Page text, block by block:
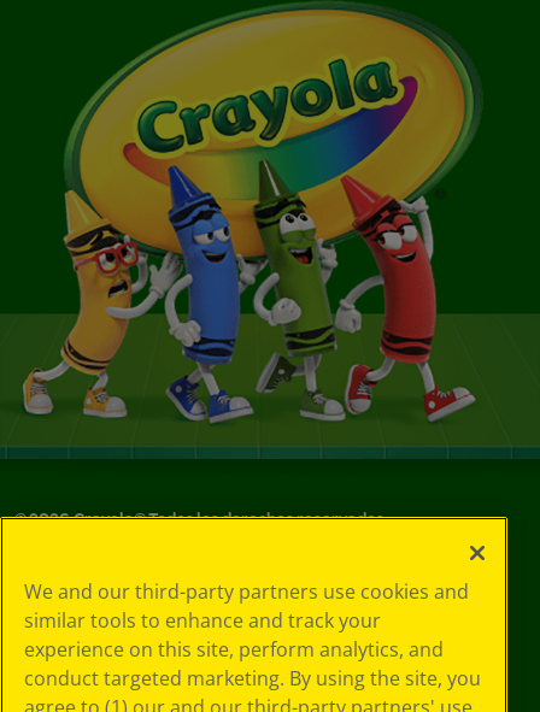
©2026Crayola® Todos los derechos reservados.
de privacidad
Política de
privacidad
Términos de SMS
GDPR
We and our third-party partners use cookies and
similar tools to enhance and track your
experience on this site, perform analytics, and
conduct targeted marketing. By using the site, you